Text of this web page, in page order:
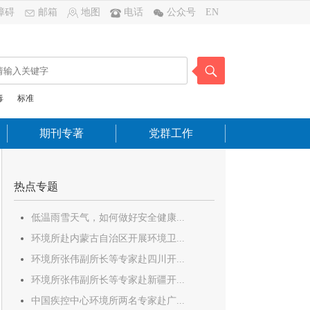
碍 邮箱 地图 电话 公众号 EN
标准
期刊专著 党群工作
热点专题
低温雨雪天气，如何做好安全健康...
环境所赴内蒙古自治区开展环境卫...
环境所张伟副所长等专家赴四川开...
环境所张伟副所长等专家赴新疆开...
中国疾控中心环境所两名专家赴广...